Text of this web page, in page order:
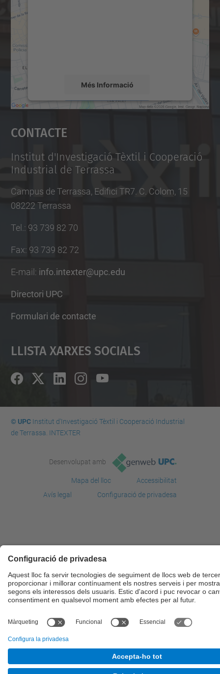
Més Informació
Accepta
powered by
Contacte
Institut d'Investigació Tèxtil i Cooperació
Industrial de Terrassa
Campus de Terrassa, Edifici TR7. C. Colom, 15
08222 Terrassa
Tel. : 93 739 82 70
Fax: 93 739 82 72
E-mail : info.intexter@upc.edu
Directori UPC
Formulari de contacte
Llista Xarxes Socials
© UPCInstitut d'Investigació Tèxtil i Cooperació Industrial
de Terrassa. INTEXTER
Desenvolupat amb
Mapa del lloc
Accessibilitat
Avís legal
Configuració de privadesa